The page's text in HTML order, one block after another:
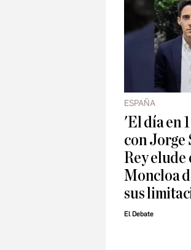
ESPAÑA
'El día en
con Jorge
Rey elude
Moncloa
sus
El Debate